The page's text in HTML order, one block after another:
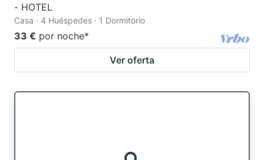
- HOTEL
Casa · 4 Huéspedes · 1 Dormitorio
33 € por noche*
Ver oferta